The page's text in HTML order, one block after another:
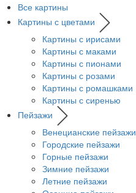
Все картины
Картины с цветами
Картины с ирисами
Картины с маками
Картины с пионами
Картины с розами
Картины с ромашками
Картины с сиренью
Пейзажи
Венецианские пейзажи
Городские пейзажи
Горные пейзажи
Зимние пейзажи
Летние пейзажи